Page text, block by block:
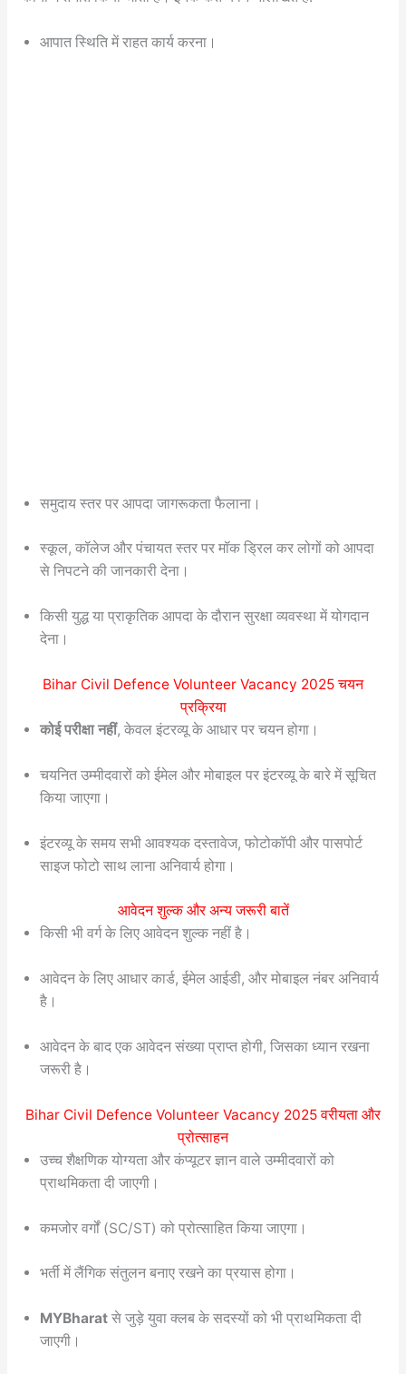
आपात स्थिति में राहत कार्य करना।
समुदाय स्तर पर आपदा जागरूकता फैलाना।
स्कूल, कॉलेज और पंचायत स्तर पर मॉक ड्रिल कर लोगों को आपदा
से निपटने की जानकारी देना।
किसी युद्ध या प्राकृतिक आपदा के दौरान सुरक्षा व्यवस्था में योगदान
देना।
Bihar Civil Defence Volunteer Vacancy 2025 चयन
प्रक्रिया
कोई परीक्षा नहीं, केवल इंटरव्यू के आधार पर चयन होगा।
चयनित उम्मीदवारों को ईमेल और मोबाइल पर इंटरव्यू के बारे में सूचित
किया जाएगा।
इंटरव्यू के समय सभी आवश्यक दस्तावेज, फोटोकॉपी और पासपोर्ट
साइज फोटो साथ लाना अनिवार्य होगा।
आवेदन शुल्क और अन्य जरूरी बातें
किसी भी वर्ग के लिए आवेदन शुल्क नहीं है।
आवेदन के लिए आधार कार्ड, ईमेल आईडी, और मोबाइल नंबर अनिवार्य
है।
आवेदन के बाद एक आवेदन संख्या प्राप्त होगी, जिसका ध्यान रखना
जरूरी है।
Bihar Civil Defence Volunteer Vacancy 2025 वरीयता और
प्रोत्साहन
उच्च शैक्षणिक योग्यता और कंप्यूटर ज्ञान वाले उम्मीदवारों को
प्राथमिकता दी जाएगी।
कमजोर वर्गों (SC/ST) को प्रोत्साहित किया जाएगा।
भर्ती में लैंगिक संतुलन बनाए रखने का प्रयास होगा।
MYBharatसे जुड़े युवा क्लब के सदस्यों को भी प्राथमिकता दी
जाएगी।